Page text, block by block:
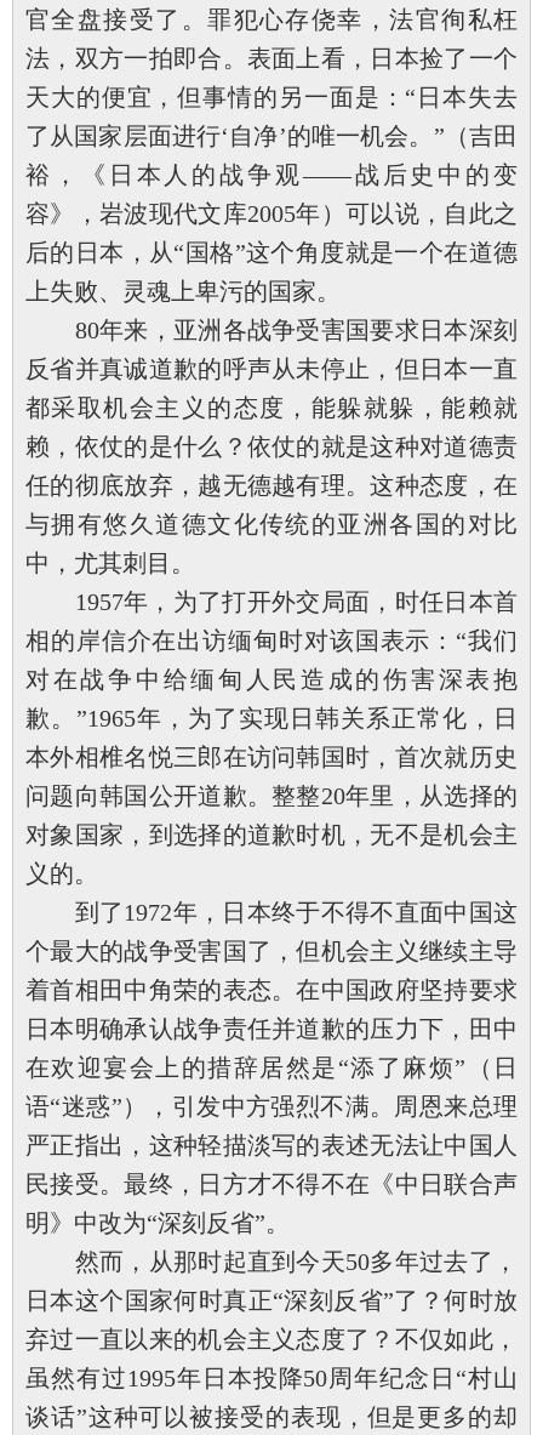
官全盘接受了。罪犯心存侥幸，法官徇私枉
法，双方一拍即合。表面上看，日本捡了一个
天大的便宜，但事情的另一面是：“日本失去
了从国家层面进行‘自净’的唯一机会。”（吉田
裕，《日本人的战争观——战后史中的变
容》，岩波现代文库2005年）可以说，自此之
后的日本，从“国格”这个角度就是一个在道德
上失败、灵魂上卑污的国家。
80年来，亚洲各战争受害国要求日本深刻
反省并真诚道歉的呼声从未停止，但日本一直
都采取机会主义的态度，能躲就躲，能赖就
赖，依仗的是什么？依仗的就是这种对道德责
任的彻底放弃，越无德越有理。这种态度，在
与拥有悠久道德文化传统的亚洲各国的对比
中，尤其刺目。
1957年，为了打开外交局面，时任日本首
相的岸信介在出访缅甸时对该国表示：“我们
对在战争中给缅甸人民造成的伤害深表抱
歉。”1965年，为了实现日韩关系正常化，日
本外相椎名悦三郎在访问韩国时，首次就历史
问题向韩国公开道歉。整整20年里，从选择的
对象国家，到选择的道歉时机，无不是机会主
义的。
到了1972年，日本终于不得不直面中国这
个最大的战争受害国了，但机会主义继续主导
着首相田中角荣的表态。在中国政府坚持要求
日本明确承认战争责任并道歉的压力下，田中
在欢迎宴会上的措辞居然是“添了麻烦”（日
语“迷惑”），引发中方强烈不满。周恩来总理
严正指出，这种轻描淡写的表述无法让中国人
民接受。最终，日方才不得不在《中日联合声
明》中改为“深刻反省”。
然而，从那时起直到今天50多年过去了，
日本这个国家何时真正“深刻反省”了？何时放
弃过一直以来的机会主义态度了？不仅如此，
虽然有过1995年日本投降50周年纪念日“村山
谈话”这种可以被接受的表现，但是更多的却